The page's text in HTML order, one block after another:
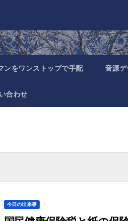
ンをワンストップで手配 音源
合わせ
今日の出来事